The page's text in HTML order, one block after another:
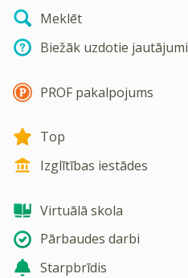
Meklēt
Biežāk uzdotie jautājumi
PROF pakalpojums
Top
Izglītības iestādes
Virtuālā skola
Pārbaudes darbi
Starpbrīdis